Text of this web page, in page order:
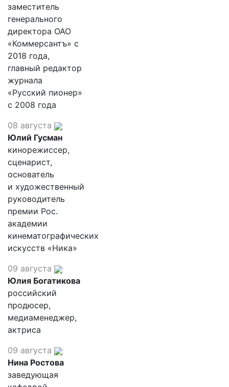
заместитель
генерального
директора ОАО
«Коммерсантъ» с
2018 года,
главный редактор
журнала
«Русский пионер»
с 2008 года
08 августа
Юлий Гусман
кинорежиссер,
сценарист,
основатель
и художественный
руководитель
премии Рос.
академии
кинематографических
искусств «Ника»
09 августа
Юлия Богатикова
российский
продюсер,
медиаменеджер,
актриса
09 августа
Нина Ростова
заведующая